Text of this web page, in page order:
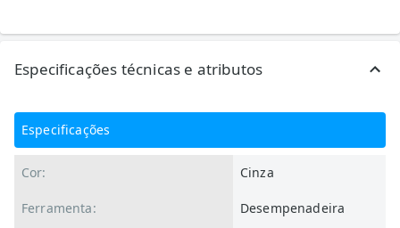
Especificações técnicas e atributos
Especificações
Cor: Cinza
Ferramenta: Desempenadeira